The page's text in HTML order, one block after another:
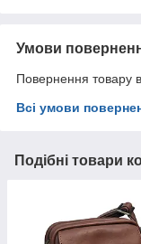
Умови
Повернення товару
Всі умови
Подібні товари